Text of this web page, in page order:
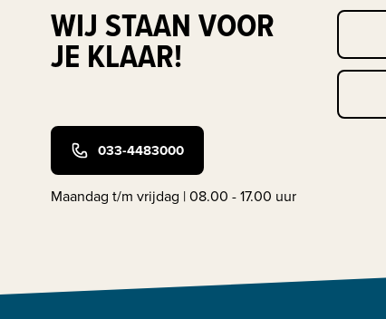
WIJ STAAN VOOR
JE KLAAR!
033-4483000
Maandag t/m vrijdag | 08.00 - 17.00 uur